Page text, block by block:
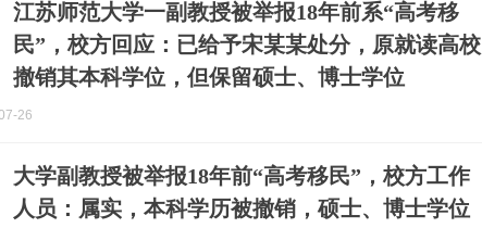
江苏师范大学一副教授被举报18年前系“高考移
民”，校方回应：已给予宋某某处分，原就读高校
撤销其本科学位，但保留硕士、博士学位
26
大学副教授被举报18年前“高考移民”，校方工作
人员：属实，本科学历被撤销，硕士、博士学位